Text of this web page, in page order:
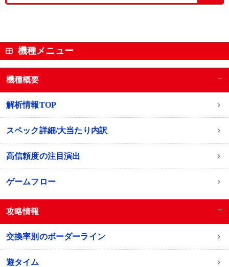
機種メニュー
機種概要 −
解析情報TOP
スペック詳細/大当たり内訳
高信頼度の注目演出
ゲームフロー
攻略情報 −
交換率別のボーダーライン
遊タイム